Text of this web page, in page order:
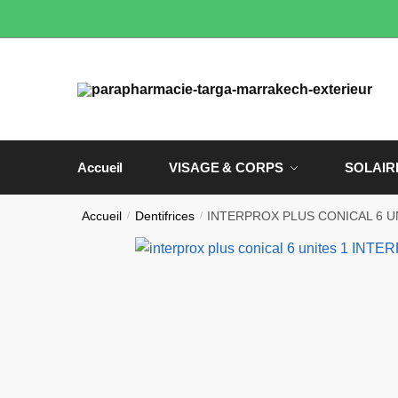
Accueil VISAGE & CORPS
Accueil / Dentifrices / INTERPROX PLUS CONICAL 6